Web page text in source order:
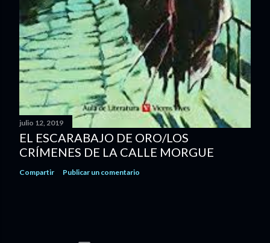
julio 12, 2019
EL ESCARABAJO DE ORO/LOS
CRÍMENES DE LA CALLE MORGUE
Compartir Publicar un comentario